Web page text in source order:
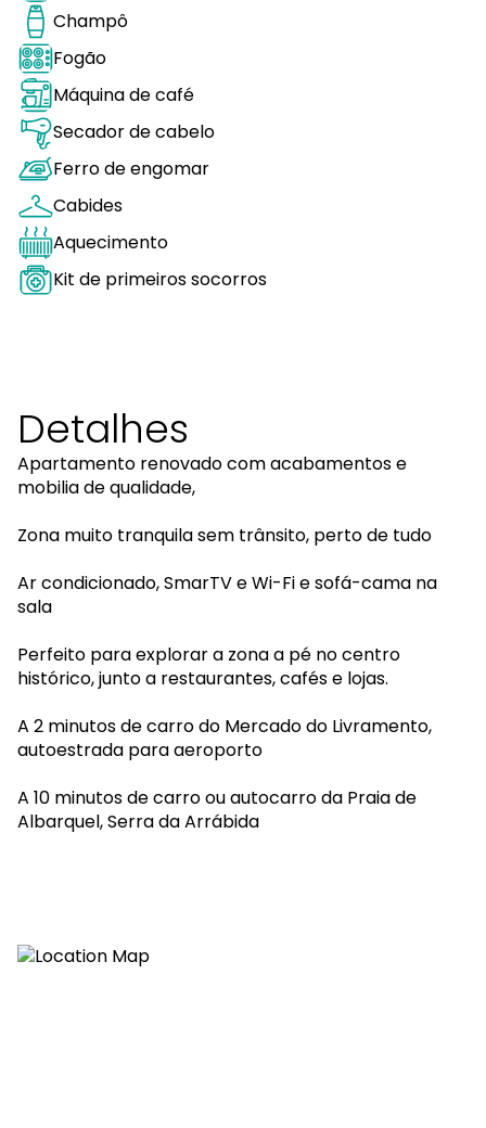
Champô
Fogão
Máquina de café
Secador de cabelo
Ferro de engomar
Cabides
Aquecimento
Kit de primeiros socorros
Detalhes
Apartamento renovado com acabamentos e
mobilia de qualidade,
Zona muito tranquila sem trânsito, perto de tudo
Ar condicionado, SmarTV e Wi-Fi e sofá-cama na
sala
Perfeito para explorar a zona a pé no centro
histórico, junto a restaurantes, cafés e lojas.
A 2 minutos de carro do Mercado do Livramento,
autoestrada para aeroporto
A 10 minutos de carro ou autocarro da Praia de
Albarquel, Serra da Arrábida